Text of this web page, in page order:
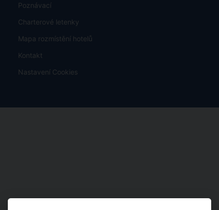
Poznávací
Charterové letenky
Mapa rozmístění hotelů
Kontakt
Nastavení Cookies